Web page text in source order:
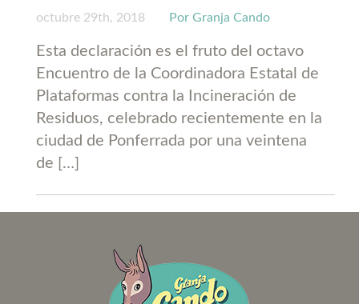
octubre 29th, 2018 Por Granja Cando
Esta declaración es el fruto del octavo
Encuentro de la Coordinadora Estatal de
Plataformas contra la Incineración de
Residuos, celebrado recientemente en la
ciudad de Ponferrada por una veintena
de […]